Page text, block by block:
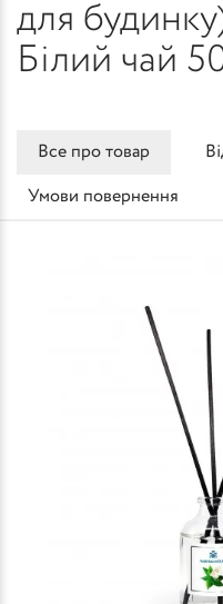
для
Білий чай
Все про товар
Умови повернення